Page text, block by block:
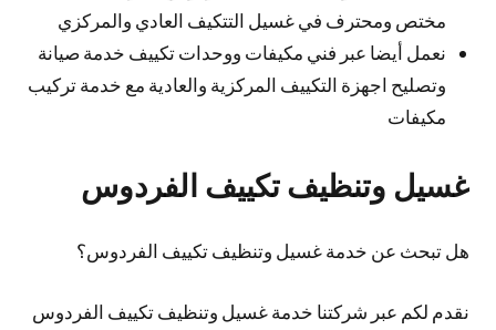
مختص ومحترف في غسيل التتكيف العادي والمركزي
نعمل أيضا عبر فني مكيفات ووحدات تكييف خدمة صيانة
وتصليح اجهزة التكييف المركزية والعادية مع خدمة تركيب
مكيفات
غسيل وتنظيف تكييف الفردوس
هل تبحث عن خدمة غسيل وتنظيف تكييف الفردوس؟
نقدم لكم عبر شركتنا خدمة غسيل وتنظيف تكييف الفردوس